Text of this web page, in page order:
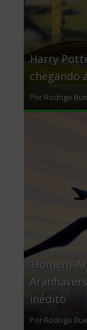
Harry
chegando
Por Rodrigo
‘Homem-
inédito
Por Rodrigo